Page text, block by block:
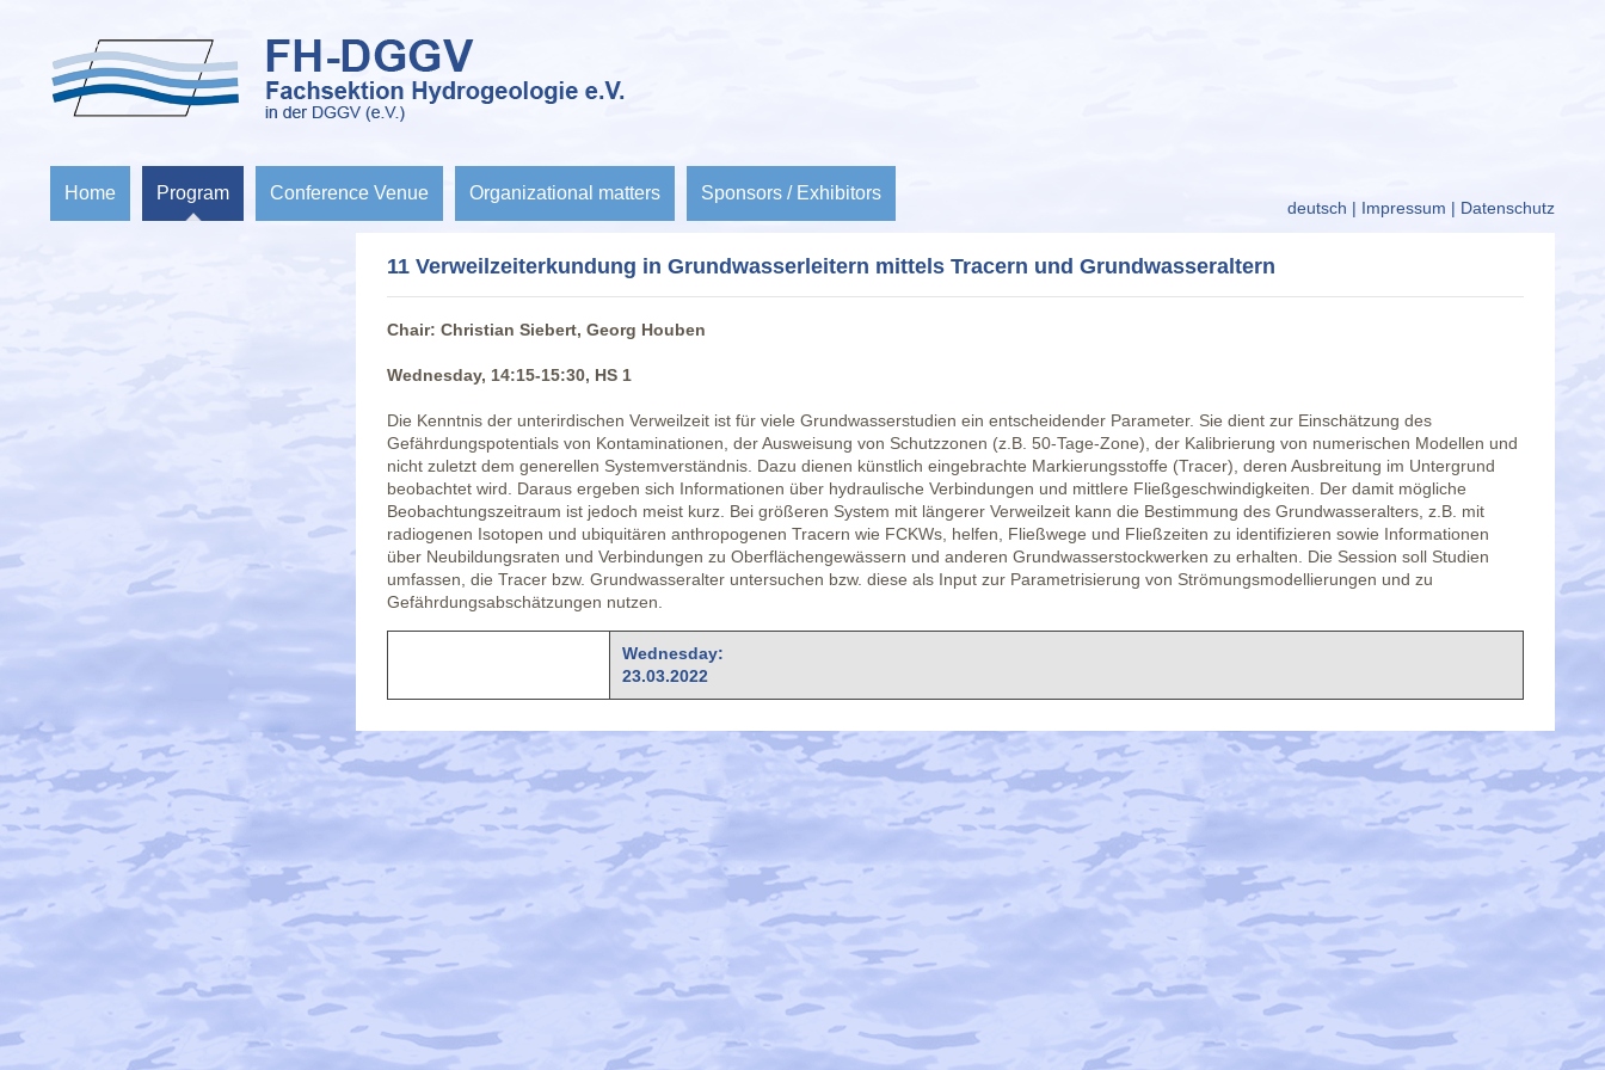
überspringen
Home Program Conference Venue Organizational matters Sponsors / Exhibitors
deutsch | Impressum | Datenschutz
11 Verweilzeiterkundung in Grundwasserleitern mittels Tracern und Grundwasseraltern
Chair: Christian Siebert, Georg Houben
Wednesday, 14:15-15:30, HS 1
Die Kenntnis der unterirdischen Verweilzeit ist für viele Grundwasserstudien ein entscheidender Parameter. Sie dient zur Einschätzung des
Gefährdungspotentials von Kontaminationen, der Ausweisung von Schutzzonen (z.B. 50-Tage-Zone), der Kalibrierung von numerischen Modellen und
nicht zuletzt dem generellen Systemverständnis. Dazu dienen künstlich eingebrachte Markierungsstoffe (Tracer), deren Ausbreitung im Untergrund
beobachtet wird. Daraus ergeben sich Informationen über hydraulische Verbindungen und mittlere Fließgeschwindigkeiten. Der damit mögliche
Beobachtungszeitraum ist jedoch meist kurz. Bei größeren System mit längerer Verweilzeit kann die Bestimmung des Grundwasseralters, z.B. mit
radiogenen Isotopen und ubiquitären anthropogenen Tracern wie FCKWs, helfen, Fließwege und Fließzeiten zu identifizieren sowie Informationen
über Neubildungsraten und Verbindungen zu Oberflächengewässern und anderen Grundwasserstockwerken zu erhalten. Die Session soll Studien
umfassen, die Tracer bzw. Grundwasseralter untersuchen bzw. diese als Input zur Parametrisierung von Strömungsmodellierungen und zu
Gefährdungsabschätzungen nutzen.
Wednesday:
23.03.2022